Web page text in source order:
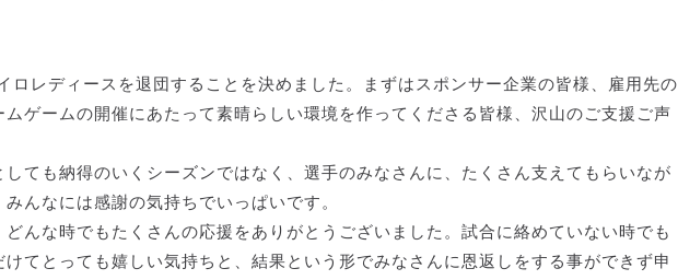
ロレディースを退団することを決めました。まずはスポンサー企業の皆様、雇用先の
ゲームの開催にあたって素晴らしい環境を作ってくださる皆様、沢山のご支援ご声
ても納得のいくシーズンではなく、選手のみなさんに、たくさん支えてもらいなが
んなには感謝の気持ちでいっぱいです。
んな時でもたくさんの応援をありがとうございました。試合に絡めていない時でも
てとっても嬉しい気持ちと、結果という形でみなさんに恩返しをする事ができず申